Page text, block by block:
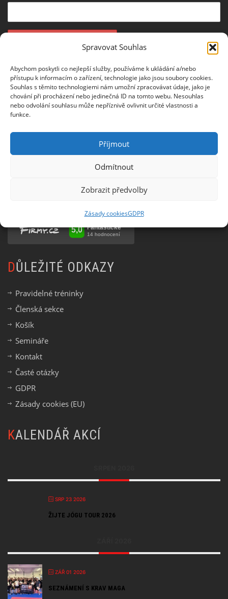
Spravovat Souhlas
Abychom poskytli co nejlepší služby, používáme k ukládání a/nebo
přístupu k informacím o zařízení, technologie jako jsou soubory cookies.
Souhlas s těmito technologiemi nám umožní zpracovávat údaje, jako je
chování při procházení nebo jedinečná ID na tomto webu. Nesouhlas
nebo odvolání souhlasu může nepříznivě ovlivnit určité vlastnosti a
funkce.
Příjmout
Odmítnout
Zobrazit předvolby
Zásady cookiesGDPR
PARTNEŘI
OHODNOŤTE NÁS NA
DŮLEŽITÉ ODKAZY
Pravidelné tréninky
Členská sekce
Košík
Semináře
Kontakt
Časté otázky
GDPR
Zásady cookies (EU)
KALENDÁŘ AKCÍ
SRP 23 2026
ŽIJTE JÓGU TOUR 2026
ZÁŘ 01 2026
SEZNÁMENÍ S KRAV MAGA